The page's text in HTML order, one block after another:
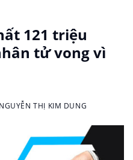
121 triệu
tử vong vì
NGUYỄN THỊ KIM DUNG